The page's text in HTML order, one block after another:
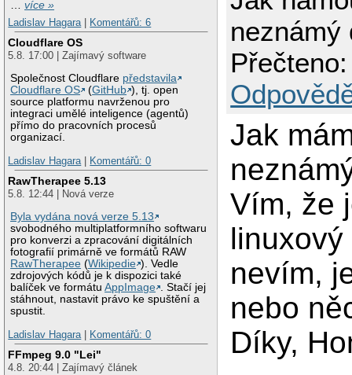
…více »
Ladislav Hagara
Komentářů: 6
Cloudflare OS
5.8. 17:00 | Zajímavý software
Společnost Cloudflare představila
Cloudflare OS
(GitHub ), tj. open
source platformu navrženou pro
integraci umělé inteligence (agentů)
přímo do pracovních procesů
organizací.
Ladislav Hagara
Komentářů: 0
RawTherapee 5.13
5.8. 12:44 | Nová verze
Byla vydána nová verze 5.13
svobodného multiplatformního softwaru
pro konverzi a zpracování digitálních
fotografií primárně ve formátů RAW
RawTherapee (Wikipedie ). Vedle
zdrojových kódů je k dispozici také
balíček ve formátuAppImage . Stačí jej
stáhnout, nastavit právo ke spuštění a
spustit.
Ladislav Hagara
Komentářů: 0
FFmpeg 9.0 "Lei"
4.8. 20:44 | Zajímavý článek
neznámý
Jak
Vím, že
nevím,
nebo
Díky,